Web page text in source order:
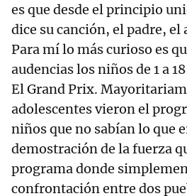
es que desde el principio
dice su canción, el padre, el
Para mí lo más curioso es
audencias los niños de 1 a
El Grand Prix.
adolescentes vieron el
niños que no sabían lo que
demostración de la fuerza
programa donde
confrontación entre dos